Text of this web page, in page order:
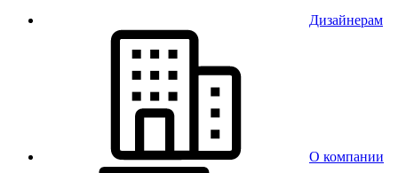
Дизайнерам
О компании